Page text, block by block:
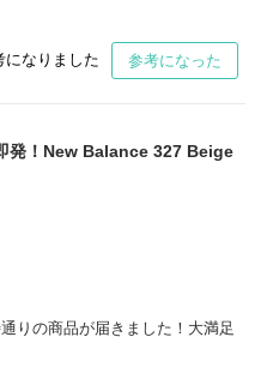
になりました 参考になった
！New Balance 327 Beige
りの商品が届きました！大満足